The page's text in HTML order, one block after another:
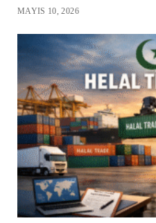
MAYIS 10, 2026